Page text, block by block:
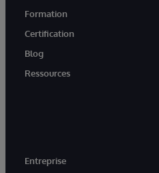
Formation
Certification
Blog
Ressources
Entreprise